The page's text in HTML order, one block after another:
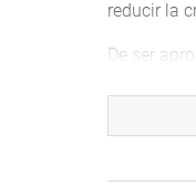
reducir la
De ser